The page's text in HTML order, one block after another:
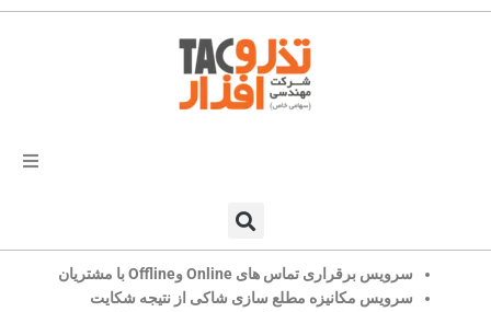
رفتن
محصولات و نرم افزارها
سرویس برقراری تماس های Online وOffline با مشتریان
سرویس مکانیزه مطلع سازی شاکی از نتیجه شکایت